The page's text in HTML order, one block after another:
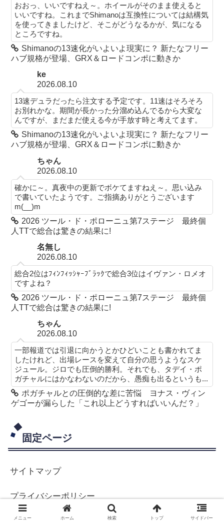
おおっ、いいですねえ～。ホイールがそのまま使えると
いいですね。これまでShimanoは互換性については結構気
を使ってきましたけど、そこがどうなるかが、気になる
ところですね。
Shimanoの13速化がいよいよ現実に？ 新たなフリー
ハブ規格が登場、GRX＆ロードコンポに動きか
ke
2026.08.10
13速デュラだったら注文する予定です。11速はそろそろ
お別れかな。期間が長かった分溜め込んでるから大変な
んですが、まだまだ使える今が手放す時と考えてます。
Shimanoの13速化がいよいよ現実に？ 新たなフリー
ハブ規格が登場、GRX＆ロードコンポに動きか
ちゃん
2026.08.10
確かに～。真夜中の更新でボケてますねえ～。思い込み
で書いていたようです。ご指摘ありがとうございます
m(__)m
2026 ツール・ド・ポローニュ第7ステージ 最終個
人TTで総合は驚きの結果に!
名無し
2026.08.10
総合2位はﾌｨﾝﾌｨｯｼｬｰﾌﾞﾗｯｸで総合3位はイヴァン・ロメオ
ですよね？
2026 ツール・ド・ポローニュ第7ステージ 最終個
人TTで総合は驚きの結果に!
ちゃん
2026.08.10
一部報道では引退に向かうとかひどいことも書かれてま
したけれど、出場レースを変えて自分の思うようなスケ
ジュール。ジロでも圧倒的勝利。それでも、タデイ・ポ
ガチャルにはかなわないのだから、愚痴も出るというも...
ポガチャルとの圧倒的な差に苦悩 ヨナス・ヴィン
ゲゴーが漏らした「これ以上どうすればいいんだ？」
固定ページ
サイトマップ
プライバシーポリシー
プロフィール
メニュー ホーム 検索 トップ サイドバー